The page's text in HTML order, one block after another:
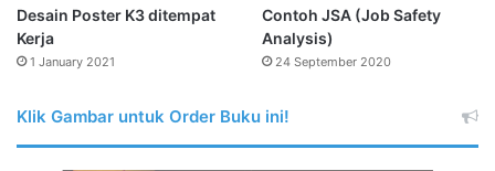
Desain Poster K3 ditempat
Kerja
1 January 2021
Contoh JSA (Job Safety
Analysis)
24 September 2020
Klik Gambar untuk Order Buku ini!